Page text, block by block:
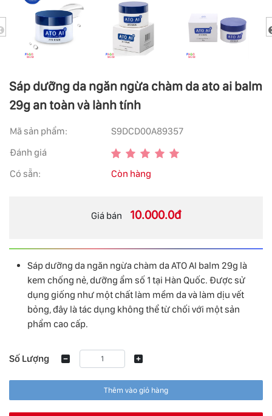
Sáp dưỡng da ngăn ngừa chàm da ato ai balm
29g an toàn và lành tính
Mã sản phẩm:
S9DCD00A89357
Đánh giá
Có sẵn:
Còn hàng
Giá bán 10.000.0đ
Sáp dưỡng da ngăn ngừa chàm da ATO AI balm 29g là
kem chống nẻ, dưỡng ẩm số 1 tại Hàn Quốc. Được sử
dụng giống như một chất làm mềm da và làm dịu vết
bỏng, đây là tác dụng không thể từ chối với một sản
phẩm cao cấp.
Số Lượng
Thêm vào giỏ hàng